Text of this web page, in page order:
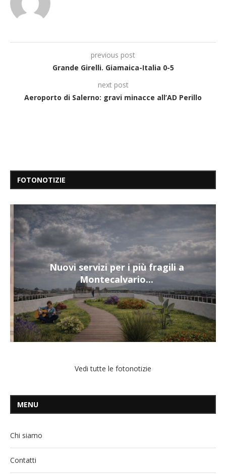
previous post
Grande Girelli. Giamaica-Italia 0-5
next post
Aeroporto di Salerno: gravi minacce all’AD Perillo
FOTONOTIZIE
Nuovi servizi per i più fragili a
Montecalvario...
Vedi tutte le fotonotizie
MENU
Chi siamo
Contatti